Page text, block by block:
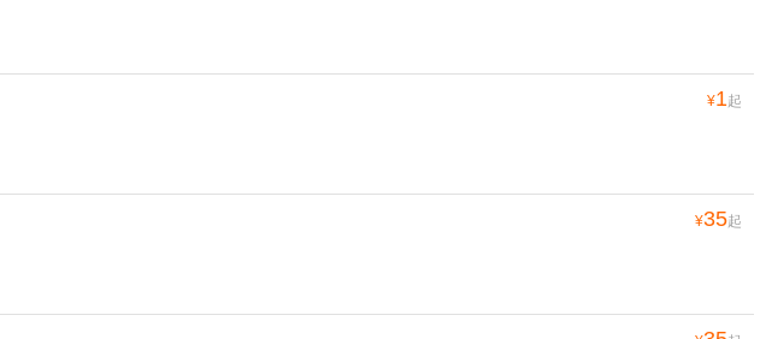
¥1起
¥35起